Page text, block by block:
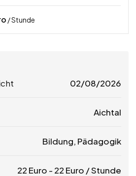
/ Stunde
02/08/2026
Aichtal
Bildung, Pädagogik
22 Euro - 22 Euro / Stunde